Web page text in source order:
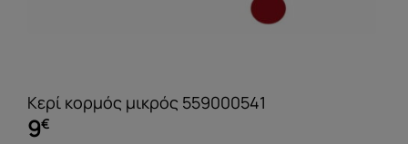
Κερί κορμός μικρός 559000541
9€